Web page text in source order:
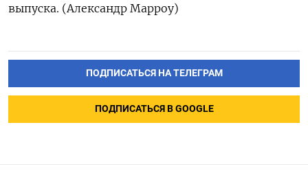
выпуска. (Александр Марроу)
ПОДПИСАТЬСЯ НА ТЕЛЕГРАМ
ПОДПИСАТЬСЯ В GOOGLE